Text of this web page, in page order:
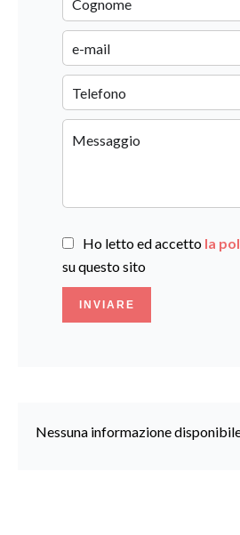
Ho letto ed accetto la
su questo sito
INVIARE
Nessuna informazione